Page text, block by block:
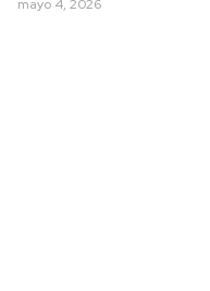
mayo 4, 2026